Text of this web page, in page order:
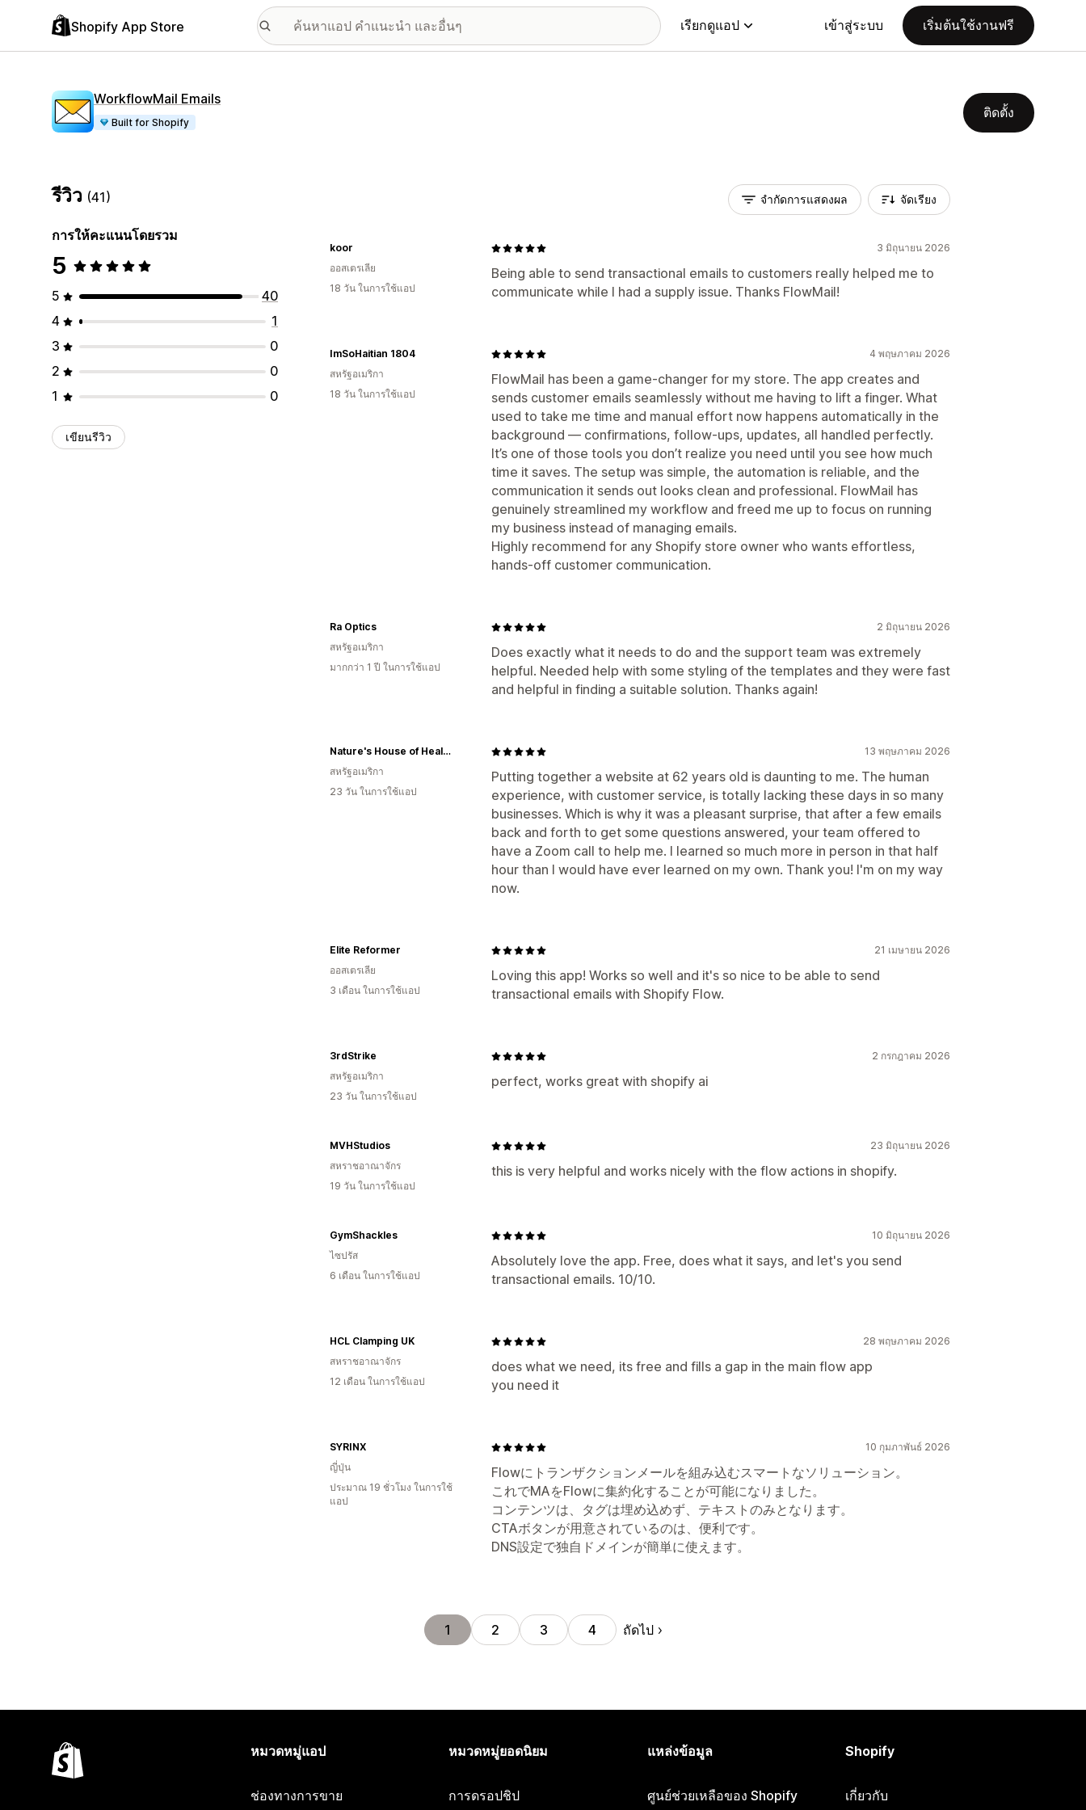
Shopify App Store เรียกดูแอป เข้าสู่ระบบ เริ่มต้นใช้งานฟรี
WorkflowMail Emails
Built for Shopify
ติดตั้ง
รีวิว (41)
การให้คะแนนโดยรวม
5
5
40
4
1
3
0
2
0
1
0
เขียนรีวิว
จำกัดการแสดงผล จัดเรียง
3 มิถุนายน 2026
Being able to send transactional emails to customers really helped me to
communicate while I had a supply issue. Thanks FlowMail!
koor
ออสเตรเลีย
18 วัน ในการใช้แอป
4 พฤษภาคม 2026
FlowMail has been a game‑changer for my store. The app creates and
sends customer emails seamlessly without me having to lift a finger. What
used to take me time and manual effort now happens automatically in the
background — confirmations, follow‑ups, updates, all handled perfectly.
It’s one of those tools you don’t realize you need until you see how much
time it saves. The setup was simple, the automation is reliable, and the
communication it sends out looks clean and professional. FlowMail has
genuinely streamlined my workflow and freed me up to focus on running
my business instead of managing emails.
Highly recommend for any Shopify store owner who wants effortless,
hands‑off customer communication.
ImSoHaitian 1804
สหรัฐอเมริกา
18 วัน ในการใช้แอป
2 มิถุนายน 2026
Does exactly what it needs to do and the support team was extremely
helpful. Needed help with some styling of the templates and they were fast
and helpful in finding a suitable solution. Thanks again!
Ra Optics
สหรัฐอเมริกา
มากกว่า 1 ปี ในการใช้แอป
13 พฤษภาคม 2026
Putting together a website at 62 years old is daunting to me. The human
experience, with customer service, is totally lacking these days in so many
businesses. Which is why it was a pleasant surprise, that after a few emails
back and forth to get some questions answered, your team offered to
have a Zoom call to help me. I learned so much more in person in that half
hour than I would have ever learned on my own. Thank you! I'm on my way
now.
Nature's House of Healing
สหรัฐอเมริกา
23 วัน ในการใช้แอป
21 เมษายน 2026
Loving this app! Works so well and it's so nice to be able to send
transactional emails with Shopify Flow.
Elite Reformer
ออสเตรเลีย
3 เดือน ในการใช้แอป
2 กรกฎาคม 2026
perfect, works great with shopify ai
3rdStrike
สหรัฐอเมริกา
23 วัน ในการใช้แอป
23 มิถุนายน 2026
this is very helpful and works nicely with the flow actions in shopify.
MVHStudios
สหราชอาณาจักร
19 วัน ในการใช้แอป
10 มิถุนายน 2026
Absolutely love the app. Free, does what it says, and let's you send
transactional emails. 10/10.
GymShackles
ไซปรัส
6 เดือน ในการใช้แอป
28 พฤษภาคม 2026
does what we need, its free and fills a gap in the main flow app
you need it
HCL Clamping UK
สหราชอาณาจักร
12 เดือน ในการใช้แอป
10 กุมภาพันธ์ 2026
Flowにトランザクションメールを組み込むスマートなソリューション。
これでMAをFlowに集約化することが可能になりました。
コンテンツは、タグは埋め込めず、テキストのみとなります。
CTAボタンが用意されているのは、便利です。
DNS設定で独自ドメインが簡単に使えます。
SYRINX
ญี่ปุ่น
ประมาณ 19 ชั่วโมง ในการใช้
แอป
1 2 3 4 ถัดไป
หมวดหมู่แอป
ช่องทางการขาย
หมวดหมู่ยอดนิยม
การดรอปชิป
แหล่งข้อมูล
ศูนย์ช่วยเหลือของ Shopify
Shopify
เกี่ยวกับ